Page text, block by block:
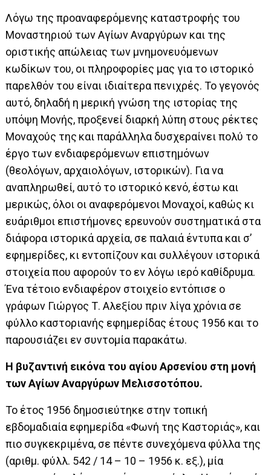
Λόγω της προαναφερόμενης καταστροφής του
Μοναστηριού των Αγίων Αναργύρων και της
οριστικής απώλειας των μνημονευόμενων
κωδίκων του, οι πληροφορίες μας για το ιστορικό
παρελθόν του είναι ιδιαίτερα πενιχρές. Το γεγονός
αυτό, δηλαδή η μερική γνώση της ιστορίας της
υπόψη Μονής, προξενεί διαρκή λύπη στους ρέκτες
Μοναχούς της και παράλληλα δυσχεραίνει πολύ το
έργο των ενδιαφερόμενων επιστημόνων
(θεολόγων, αρχαιολόγων, ιστορικών). Για να
αναπληρωθεί, αυτό το ιστορικό κενό, έστω και
μερικώς, όλοι οι αναφερόμενοι Μοναχοί, καθώς κι
ευάριθμοι επιστήμονες ερευνούν συστηματικά στα
διάφορα ιστορικά αρχεία, σε παλαιά έντυπα και σ’
εφημερίδες, κι εντοπίζουν και συλλέγουν ιστορικά
στοιχεία που αφορούν το εν λόγω ιερό καθίδρυμα.
Ένα τέτοιο ενδιαφέρον στοιχείο εντόπισε ο
γράφων Γιώργος Τ. Αλεξίου πριν λίγα χρόνια σε
φύλλο καστοριανής εφημερίδας έτους 1956 και το
παρουσιάζει εν συντομία παρακάτω.
Η βυζαντινή εικόνα του αγίου Αρσενίου στη μονή
των Αγίων Αναργύρων Μελισσοτόπου.
Το έτος 1956 δημοσιεύτηκε στην τοπική
εβδομαδιαία εφημερίδα «Φωνή της Καστοριάς», και
πιο συγκεκριμένα, σε πέντε συνεχόμενα φύλλα της
(αριθμ. φύλλ. 542 / 14 – 10 – 1956 κ. εξ.), μία